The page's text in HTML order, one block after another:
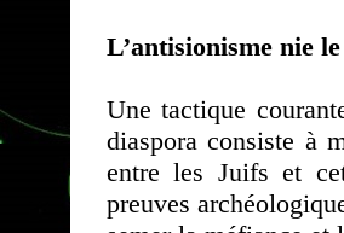
L’antisionisme nie
Une tactique
diaspora consiste à
entre les Juifs et
preuves